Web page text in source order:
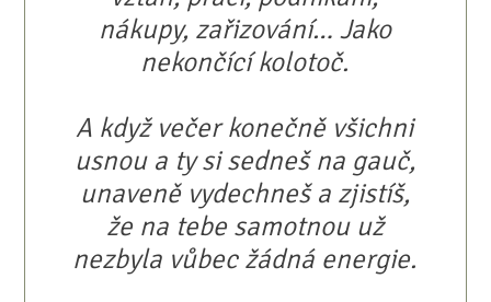
nákupy, zařizování… Jako
nekončící kolotoč.
A když večer konečně všichni
usnou a ty si sedneš na gauč,
unaveně vydechneš a zjistíš,
že na tebe samotnou už
nezbyla vůbec žádná energie.